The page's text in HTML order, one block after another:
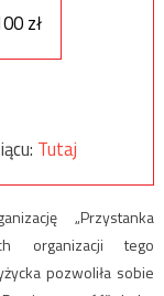
zł
Tutaj
„Przystanka
organizacji tego
pozwoliła sobie